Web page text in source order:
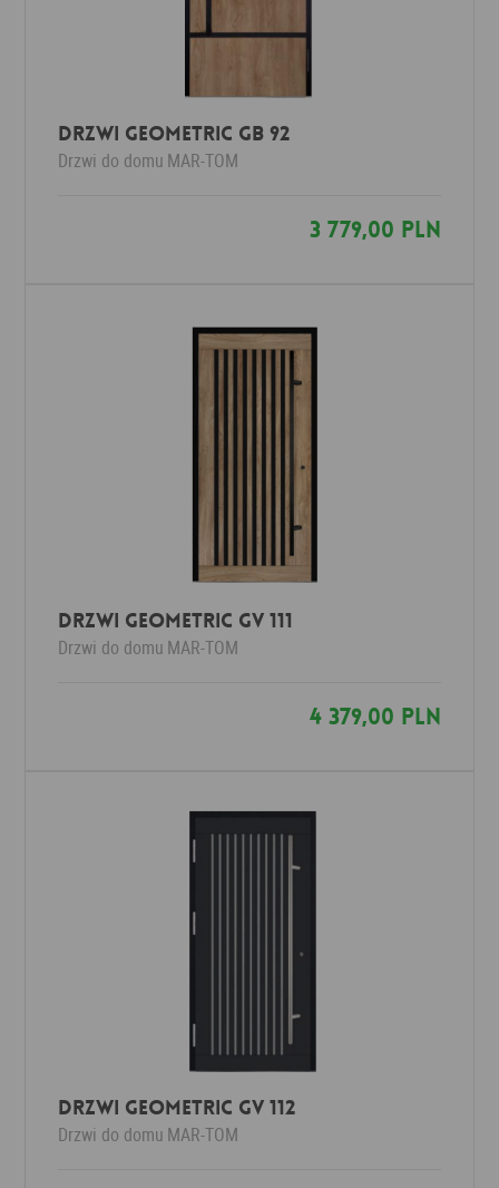
Drzwi Geometric GB 92
Drzwi do domu MAR-TOM
3 779,00 PLN
Drzwi Geometric GV 111
Drzwi do domu MAR-TOM
4 379,00 PLN
Drzwi Geometric GV 112
Drzwi do domu MAR-TOM